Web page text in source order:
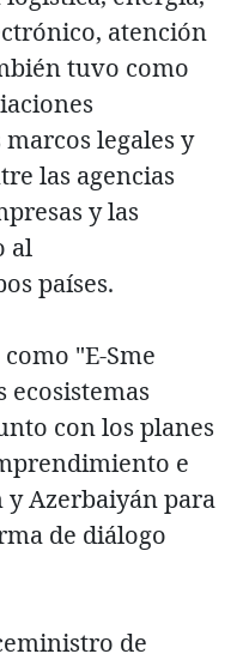
atención
tuvo como
legales y
las agencias
y las
al
países.
"E-Sme
ecosistemas
con los planes
e
Azerbaiyán para
de diálogo
de